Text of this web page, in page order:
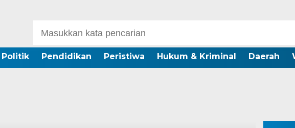
Politik Pendidikan Peristiwa Hukum & Kriminal Daerah